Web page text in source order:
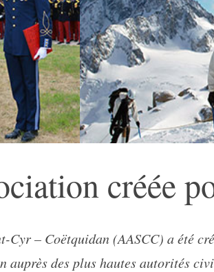
créée
Cyr – Coëtquidan (AASCC) a été
auprès des plus hautes autorités